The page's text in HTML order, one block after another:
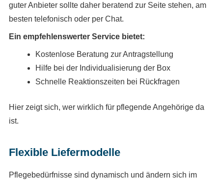
guter Anbieter sollte daher beratend zur Seite stehen, am
besten telefonisch oder per Chat.
Ein empfehlenswerter Service bietet:
Kostenlose Beratung zur Antragstellung
Hilfe bei der Individualisierung der Box
Schnelle Reaktionszeiten bei Rückfragen
Hier zeigt sich, wer wirklich für pflegende Angehörige da
ist.
Flexible Liefermodelle
Pflegebedürfnisse sind dynamisch und ändern sich im